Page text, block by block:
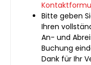
Bitte geben
Ihren
An- und
Buchung
Dank für Ihr